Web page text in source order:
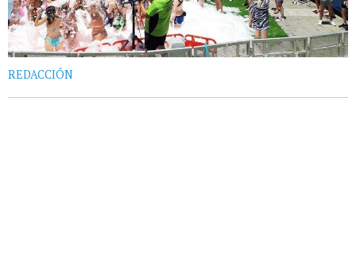
REDACCIÓN